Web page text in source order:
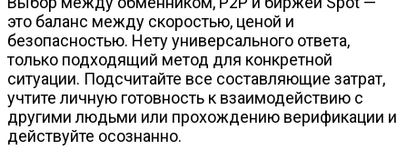
это баланс между скоростью, ценой и
безопасностью. Нету универсального ответа,
только подходящий метод для конкретной
ситуации. Подсчитайте все составляющие затрат,
учтите личную готовность к взаимодействию с
другими людьми или прохождению верификации и
действуйте осознанно.